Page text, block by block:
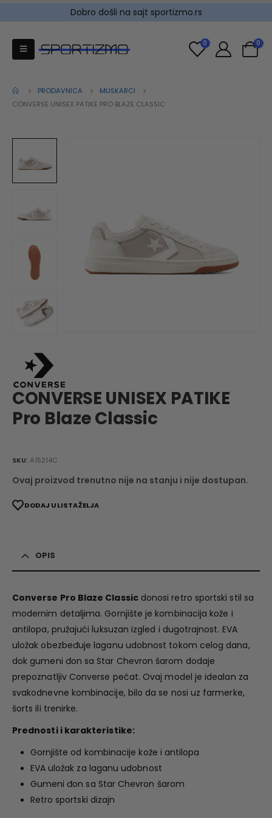
Dobro došli na sajt sportizmo.rs
0 0
PRODAVNICA
MUSKARCI
CONVERSE UNISEX PATIKE PRO BLAZE CLASSIC
CONVERSE UNISEX PATIKE
Pro Blaze Classic
SKU:A15214C
Ovaj proizvod trenutno nije na stanju i nije dostupan.
DODAJ U LISTA ŽELJA
OPIS
Converse Pro Blaze Classicdonosi retro sportski stil sa
modernim detaljima. Gornjište je kombinacija kože i
antilopa, pružajući luksuzan izgled i dugotrajnost. EVA
uložak obezbeđuje laganu udobnost tokom celog dana,
dok gumeni đon sa Star Chevron šarom dodaje
prepoznatljiv Converse pečat. Ovaj model je idealan za
svakodnevne kombinacije, bilo da se nosi uz farmerke,
šorts ili trenirke.
Prednosti i karakteristike:
Gornjište od kombinacije kože i antilopa
EVA uložak za laganu udobnost
Gumeni đon sa Star Chevron šarom
Retro sportski dizajn